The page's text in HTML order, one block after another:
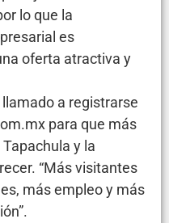
lo que la
es
oferta atractiva y
a registrarse
para que más
y la
“Más visitantes
más empleo y más